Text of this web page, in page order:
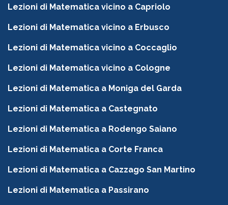
Lezioni di Matematica vicino a Capriolo
Lezioni di Matematica vicino a Erbusco
Lezioni di Matematica vicino a Coccaglio
Lezioni di Matematica vicino a Cologne
Lezioni di Matematica a Moniga del Garda
Lezioni di Matematica a Castegnato
Lezioni di Matematica a Rodengo Saiano
Lezioni di Matematica a Corte Franca
Lezioni di Matematica a Cazzago San Martino
Lezioni di Matematica a Passirano